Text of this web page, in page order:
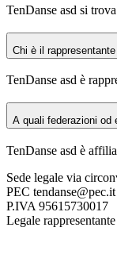
TenDanse asd si
Chi è il
TenDanse asd è
A quali federazioni od
TenDanse asd è
Sede legale via
PEC tendanse@pec.it
P.IVA 95615730017
Legale rappresentante